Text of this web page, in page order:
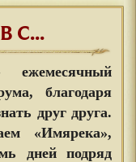
С...
благодаря
друг друга.
«Имярека»,
дней подряд